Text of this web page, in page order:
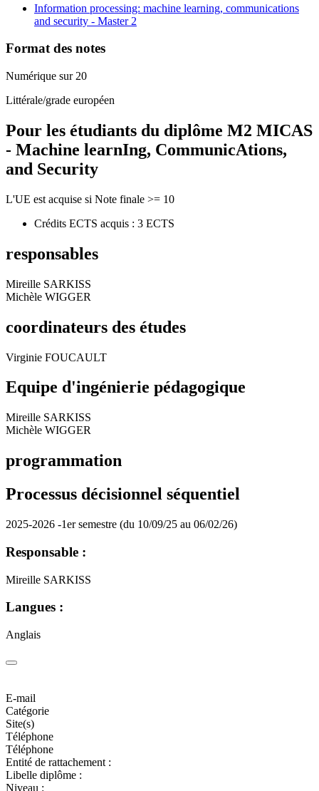
Information processing: machine learning, communications
and security - Master 2
Format des notes
Numérique sur 20
Littérale/grade européen
Pour les étudiants du diplôme M2 MICAS
- Machine learnIng, CommunicAtions,
and Security
L'UE est acquise si Note finale >= 10
Crédits ECTS acquis : 3 ECTS
responsables
Mireille SARKISS
Michèle WIGGER
coordinateurs des études
Virginie FOUCAULT
Equipe d'ingénierie pédagogique
Mireille SARKISS
Michèle WIGGER
programmation
Processus décisionnel séquentiel
2025-2026 -1er semestre (du 10/09/25 au 06/02/26)
Responsable :
Mireille SARKISS
Langues :
Anglais
E-mail
Catégorie
Site(s)
Téléphone
Téléphone
Entité de rattachement :
Libelle diplôme :
Niveau :